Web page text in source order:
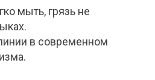
мыть, грязь не
в современном